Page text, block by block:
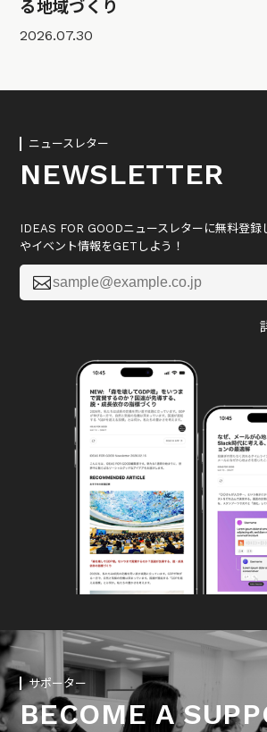
る地域づくり
2026.07.30
ニュースレター
NEWSLETTER
IDEAS FOR GOODニュースレターに無料登録
やイベント情報をGETしよう！

サポーター
BECOME A